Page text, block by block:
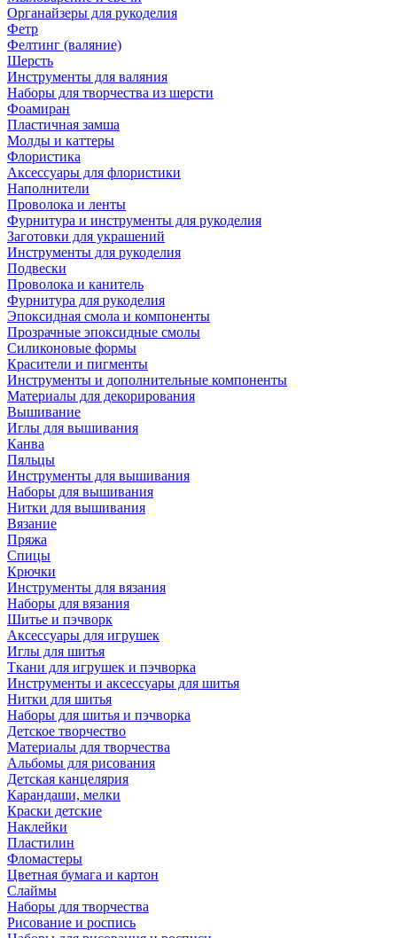
Органайзеры для рукоделия
Фетр
Фелтинг (валяние)
Шерсть
Инструменты для валяния
Наборы для творчества из шерсти
Фоамиран
Пластичная замша
Молды и каттеры
Флористика
Аксессуары для флористики
Наполнители
Проволока и ленты
Фурнитура и инструменты для рукоделия
Заготовки для украшений
Инструменты для рукоделия
Подвески
Проволока и канитель
Фурнитура для рукоделия
Эпоксидная смола и компоненты
Прозрачные эпоксидные смолы
Силиконовые формы
Красители и пигменты
Инструменты и дополнительные компоненты
Материалы для декорирования
Вышивание
Иглы для вышивания
Канва
Пяльцы
Инструменты для вышивания
Наборы для вышивания
Нитки для вышивания
Вязание
Пряжа
Спицы
Крючки
Инструменты для вязания
Наборы для вязания
Шитье и пэчворк
Аксессуары для игрушек
Иглы для шитья
Ткани для игрушек и пэчворка
Инструменты и аксессуары для шитья
Нитки для шитья
Наборы для шитья и пэчворка
Детское творчество
Материалы для творчества
Альбомы для рисования
Детская канцелярия
Карандаши, мелки
Краски детские
Наклейки
Пластилин
Фломастеры
Цветная бумага и картон
Слаймы
Наборы для творчества
Рисование и роспись